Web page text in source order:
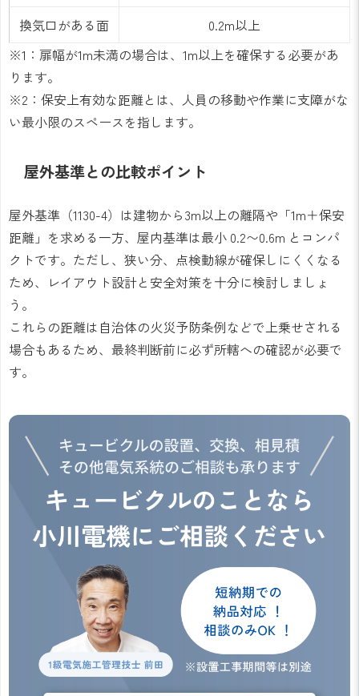
換気口がある面
0.2m以上
※1：扉幅が1m未満の場合は、1m以上を確保する必要があ
ります。
※2：保安上有効な距離とは、人員の移動や作業に支障がな
い最小限のスペースを指します。
屋外基準との比較ポイント
屋外基準（1130-4）は建物から3m以上の離隔や「1m＋保安
距離」を求める一方、屋内基準は最小 0.2〜0.6m とコンパ
クトです。ただし、狭い分、点検動線が確保しにくくなる
ため、レイアウト設計と安全対策を十分に検討しましょ
う。
これらの距離は自治体の火災予防条例などで上乗せされる
場合もあるため、最終判断前に必ず所轄への確認が必要で
す。